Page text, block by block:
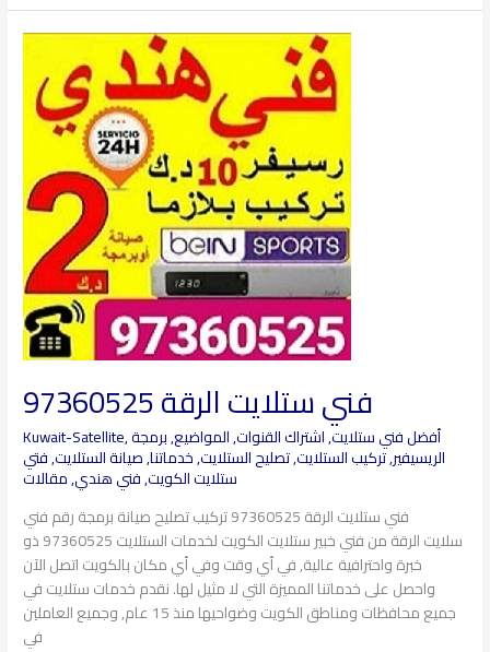
فني ستلايت الرقة 97360525
Kuwait-Satellite, أفضل فني ستلايت,اشتراك القنوات,المواضيع,برمجة
الريسيفير,تركيب الستلايت,تصليح الستلايت,خدماتنا,صيانة الستلايت,فتي
ستلايت الكويت,فني هندي,مقالات
فني ستلايت الرقة 97360525 تركيب تصليح صيانة برمجة رقم فني
سلايت الرقة من فني خبير ستلايت الكويت لخدمات الستلايت 97360525 ذو
خبرة واحترافية عالية, في أي وقت وفي أي مكان بالكويت اتصل الآن
واحصل على خدماتنا المميزة التي لا مثيل لها. نقدم خدمات ستلايت في
جميع محافظات ومناطق الكويت وضواحيها منذ 15 عام, وجميع العاملين
في
فني
ستلايت
الرقة
97360525